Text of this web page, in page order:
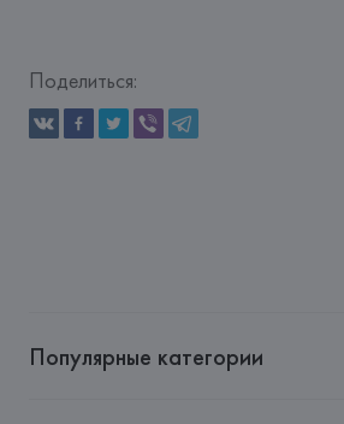
Поделиться:
Популярные категории